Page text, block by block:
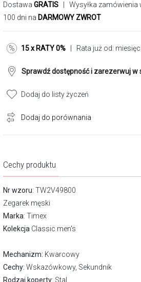
Cechy produktu
Nr wzoru: TW2V49800
Zegarek męski
Marka: Timex
Kolekcja Classic men's
Mechanizm: Kwarcowy
Cechy: Wskazówkowy, Sekundnik
Rodzaj koperty: Stal
Dostawa GRATIS | Wysyłka zamówienia
100 dni na DARMOWY ZWROT
15 x RATY 0% | Rata już od:
Sprawdź dostępność i zarezerwuj w
Dodaj do listy życzeń
Dodaj do porównania